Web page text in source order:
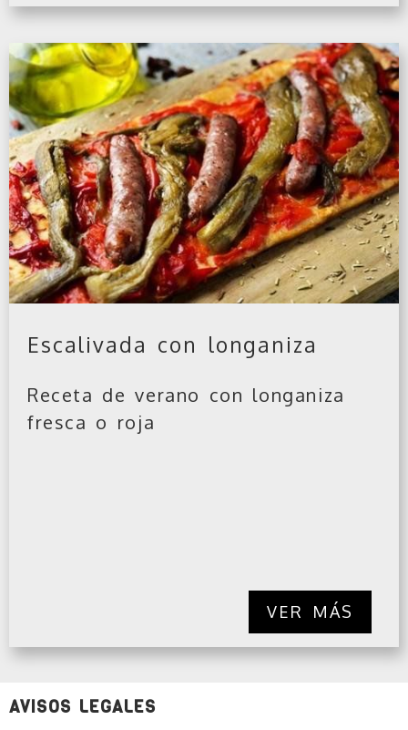
Escalivada con longaniza
Receta de verano con longaniza
fresca o roja
VER MÁS
AVISOS LEGALES